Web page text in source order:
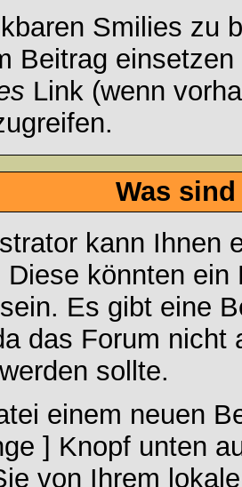
Smilies zu
Beitrag
Link (wenn
Was
kann Ihnen
Diese könnten
Es gibt eine
das Forum nicht
sollte.
einem neuen
] Knopf unten
von Ihrem